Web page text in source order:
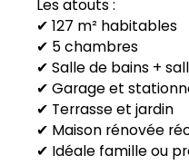
Les atouts :
✔ 127 m² habitables
✔ 5 chambres
✔ Salle de bains +
✔ Garage et
✔ Terrasse et jardin
✔ Maison rénovée
✔ Idéale famille ou